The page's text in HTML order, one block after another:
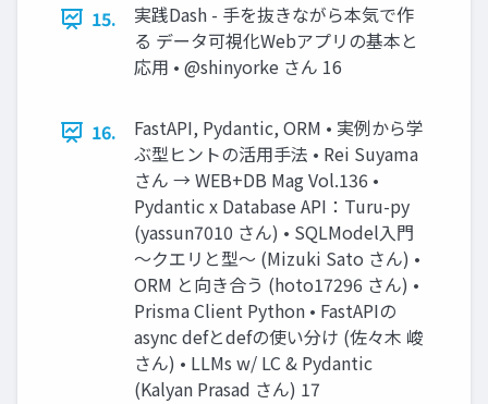
15.
実践Dash - 手を抜きながら本気で作
る データ可視化Webアプリの基本と
応用 • @shinyorke さん 16
16.
FastAPI, Pydantic, ORM • 実例から学
ぶ型ヒントの活用手法 • Rei Suyama
さん → WEB+DB Mag Vol.136 •
Pydantic x Database API：Turu-py
(yassun7010 さん) • SQLModel入門
〜クエリと型〜 (Mizuki Sato さん) •
ORM と向き合う (hoto17296 さん) •
Prisma Client Python • FastAPIの
async defとdefの使い分け (佐々木 峻
さん) • LLMs w/ LC & Pydantic
(Kalyan Prasad さん) 17